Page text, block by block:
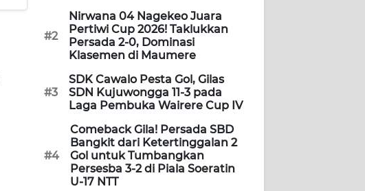
#2
Nirwana 04 Nagekeo Juara
Pertiwi Cup 2026! Taklukkan
Persada 2-0, Dominasi
Klasemen di Maumere
#3
SDK Cawalo Pesta Gol, Gilas
SDN Kujuwongga 11-3 pada
Laga Pembuka Wairere Cup IV
#4
Comeback Gila! Persada SBD
Bangkit dari Ketertinggalan 2
Gol untuk Tumbangkan
Persesba 3-2 di Piala Soeratin
U-17 NTT